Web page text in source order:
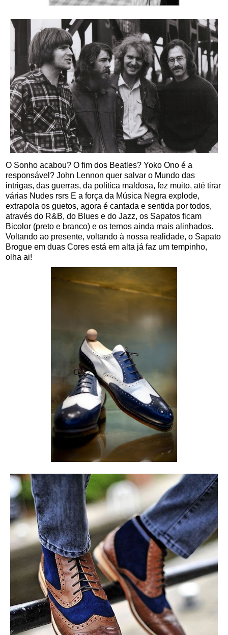
O Sonho acabou? O fim dos Beatles? Yoko Ono é a
responsável? John Lennon quer salvar o Mundo das
intrigas, das guerras, da política maldosa, fez muito, até tirar
várias Nudes rsrs E a força da Música Negra explode,
extrapola os guetos, agora é cantada e sentida por todos,
através do R&B, do Blues e do Jazz, os Sapatos ficam
Bicolor (preto e branco) e os ternos ainda mais alinhados.
Voltando ao presente, voltando à nossa realidade, o Sapato
Brogue em duas Cores está em alta já faz um tempinho,
olha ai!